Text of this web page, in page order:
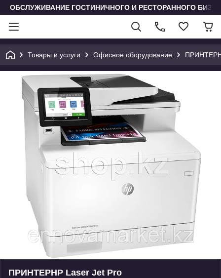
ОБСЛУЖИВАНИЕ ГОСТИНИЧНОГО И РЕСТОРАННОГО
Товары и услуги Офисное оборудование
ПРИНТЕРHP Laser Jet Pro